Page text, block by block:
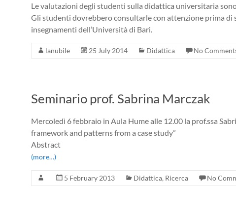
Le valutazioni degli studenti sulla didattica universitaria
Gli studenti dovrebbero consultarle con attenzione prima di
insegnamenti dell’Università di Bari.
lanubile 25 July 2014 Didattica No
Seminario prof. Sabrina Marczak
Mercoledì 6 febbraio in Aula Hume alle 12.00 la prof.ssa
framework and patterns from a case study”
Abstract
(more…)
5 February 2013 Didattica, Ricerca No